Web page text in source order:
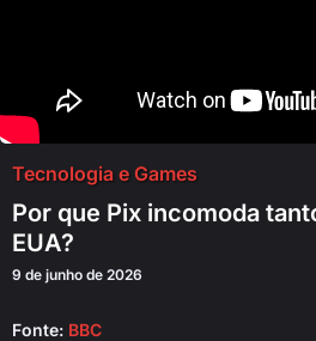
Tecnologia e Games
Por que Pix incomoda
EUA?
9 de junho de 2026
Fonte: BBC